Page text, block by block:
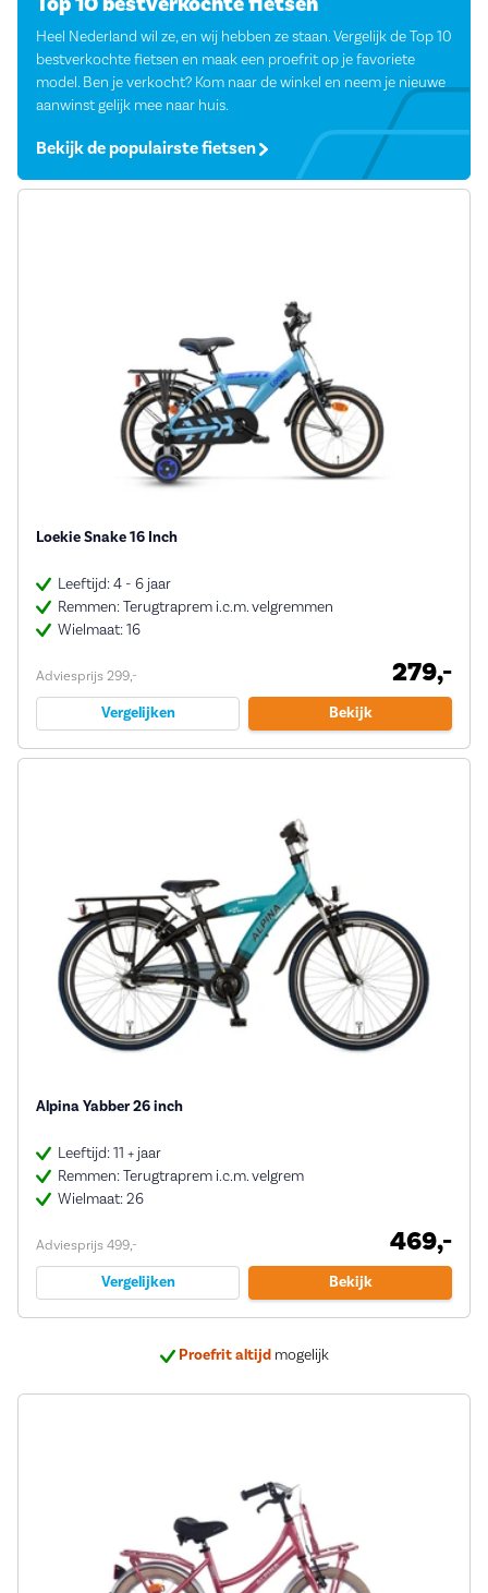
Heel Nederland wil ze, en wij hebben ze staan. Vergelijk de Top 10
bestverkochte fietsen en maak een proefrit op je favoriete
model. Ben je verkocht? Kom naar de winkel en neem je nieuwe
aanwinst gelijk mee naar huis.
Bekijk de populairste fietsen
Loekie Snake 16 Inch
Leeftijd: 4 - 6 jaar
Remmen: Terugtraprem i.c.m. velgremmen
Wielmaat: 16
Adviesprijs 299,- 279,-
Vergelijken Bekijk
Alpina Yabber 26 inch
Leeftijd: 11 + jaar
Remmen: Terugtraprem i.c.m. velgrem
Wielmaat: 26
Adviesprijs 499,- 469,-
Vergelijken Bekijk
Proefrit altijdmogelijk